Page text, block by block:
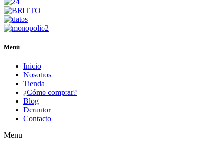
Menú
Inicio
Nosotros
Tienda
¿Cómo comprar?
Blog
Derautor
Contacto
Menu